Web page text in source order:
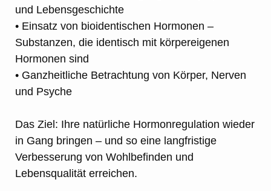
und Lebensgeschichte
• Einsatz von bioidentischen Hormonen –
Substanzen, die identisch mit körpereigenen
Hormonen sind
• Ganzheitliche Betrachtung von Körper, Nerven
und Psyche
Das Ziel: Ihre natürliche Hormonregulation wieder
in Gang bringen – und so eine langfristige
Verbesserung von Wohlbefinden und
Lebensqualität erreichen.